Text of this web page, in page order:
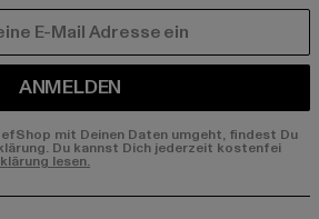
ANMELDEN
mit Deinen Daten umgeht, findest Du
Du kannst Dich jederzeit kostenfei
lesen.